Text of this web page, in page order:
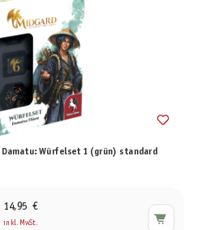
Damatu: Würfelset 1 (grün) standard
14,95 €
inkl. MwSt.